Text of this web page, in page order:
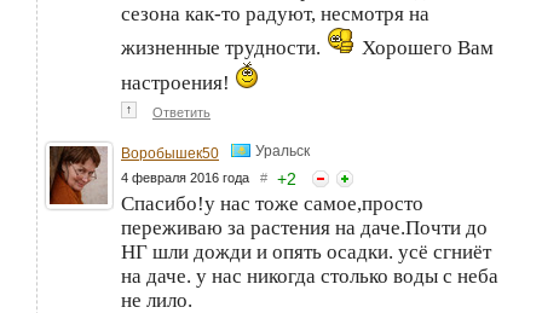
сезона как-то радуют, несмотря на
жизненные трудности.
Хорошего Вам
настроения!
↑ Ответить
Воробышек50 Уральск
4 февраля 2016 года # +2
Спасибо!у нас тоже самое,просто
переживаю за растения на даче.Почти до
НГ шли дожди и опять осадки. усё сгниёт
на даче. у нас никогда столько воды с неба
не лило.